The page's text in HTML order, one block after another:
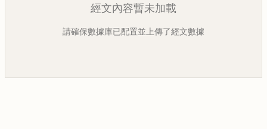
經文內容暫未加載
請確保數據庫已配置並上傳了經文數據